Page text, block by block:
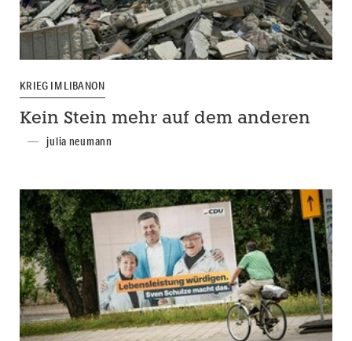
KRIEG IM LIBANON
Kein Stein mehr auf dem anderen
julia neumann